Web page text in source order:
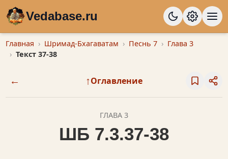
Vedabase.ru
Главная Шримад-Бхагаватам Песнь 7
Глава 3
Текст 37-38
← ↑Оглавление
ГЛАВА 3
ШБ 7.3.37-38